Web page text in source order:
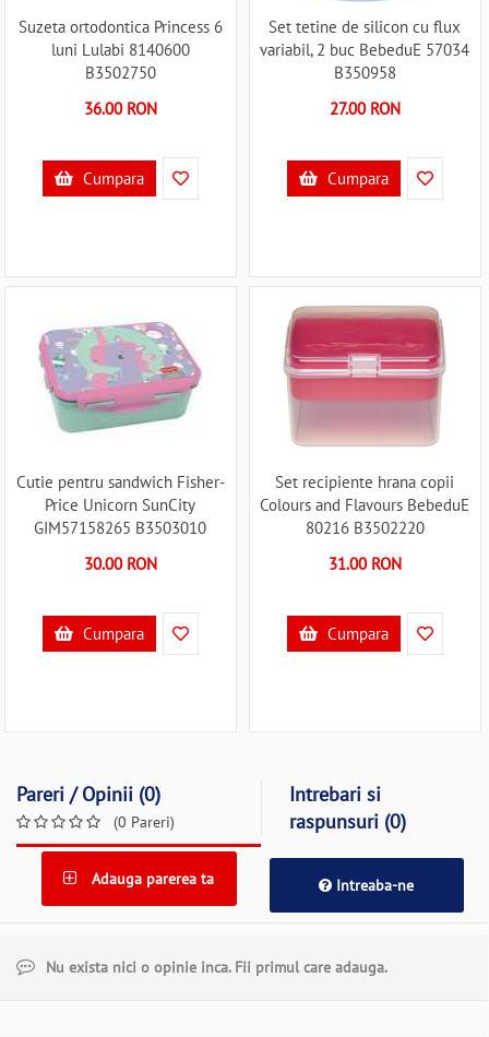
Suzeta ortodontica Princess 6
luni Lulabi 8140600
B3502750
36.00 RON
Cumpara
Set tetine de silicon cu flux
variabil, 2 buc BebeduE 57034
B350958
27.00 RON
Cumpara
Cutie pentru sandwich Fisher-
Price Unicorn SunCity
GIM57158265 B3503010
30.00 RON
Cumpara
Set recipiente hrana copii
Colours and Flavours BebeduE
80216 B3502220
31.00 RON
Cumpara
Pareri / Opinii (0)
(0 Pareri)
Intrebari si
raspunsuri (0)
Adauga parerea ta Intreaba-ne
Nu exista nici o opinie inca. Fii primul care adauga.